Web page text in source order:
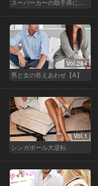
Vol.284
男と女の答えあわせ【A】
Vol.1
シンガポール大逆転